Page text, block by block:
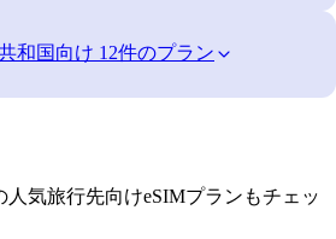
和国向け 12件のプラン
気旅行先向けeSIMプランもチェッ